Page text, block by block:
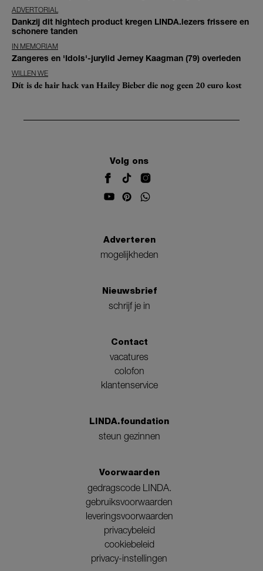
ADVERTORIAL
Dankzij dit hightech product kregen LINDA.lezers frissere en
schonere tanden
IN MEMORIAM
Zangeres en 'Idols'-jurylid Jerney Kaagman (79) overleden
WILLEN WE
Dít is de hair hack van Hailey Bieber die nog geen 20 euro kost
Volg ons
Adverteren
mogelijkheden
Nieuwsbrief
schrijf je in
Contact
vacatures
colofon
klantenservice
LINDA.foundation
steun gezinnen
Voorwaarden
gedragscode LINDA.
gebruiksvoorwaarden
leveringsvoorwaarden
privacybeleid
cookiebeleid
privacy-instellingen